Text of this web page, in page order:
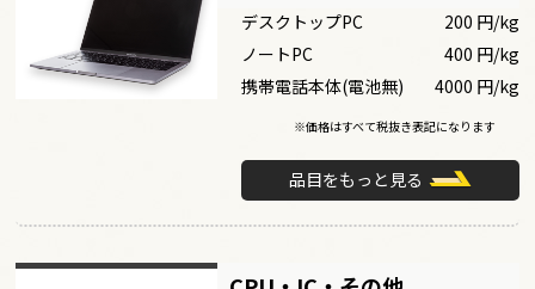
デスクトップPC
200 円/kg
ノートPC
400 円/kg
携帯電話本体(電池無)
4000 円/kg
※価格はすべて税抜き表記になります
品目をもっと見る